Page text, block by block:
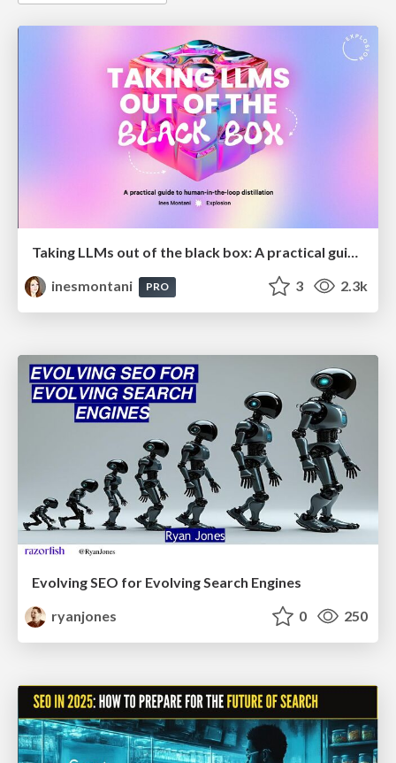
Taking LLMs out of the black box: A practical guide to human-in-the-loop distillation
inesmontani
PRO 3 2.3k
Evolving SEO for Evolving Search Engines
ryanjones
0 250